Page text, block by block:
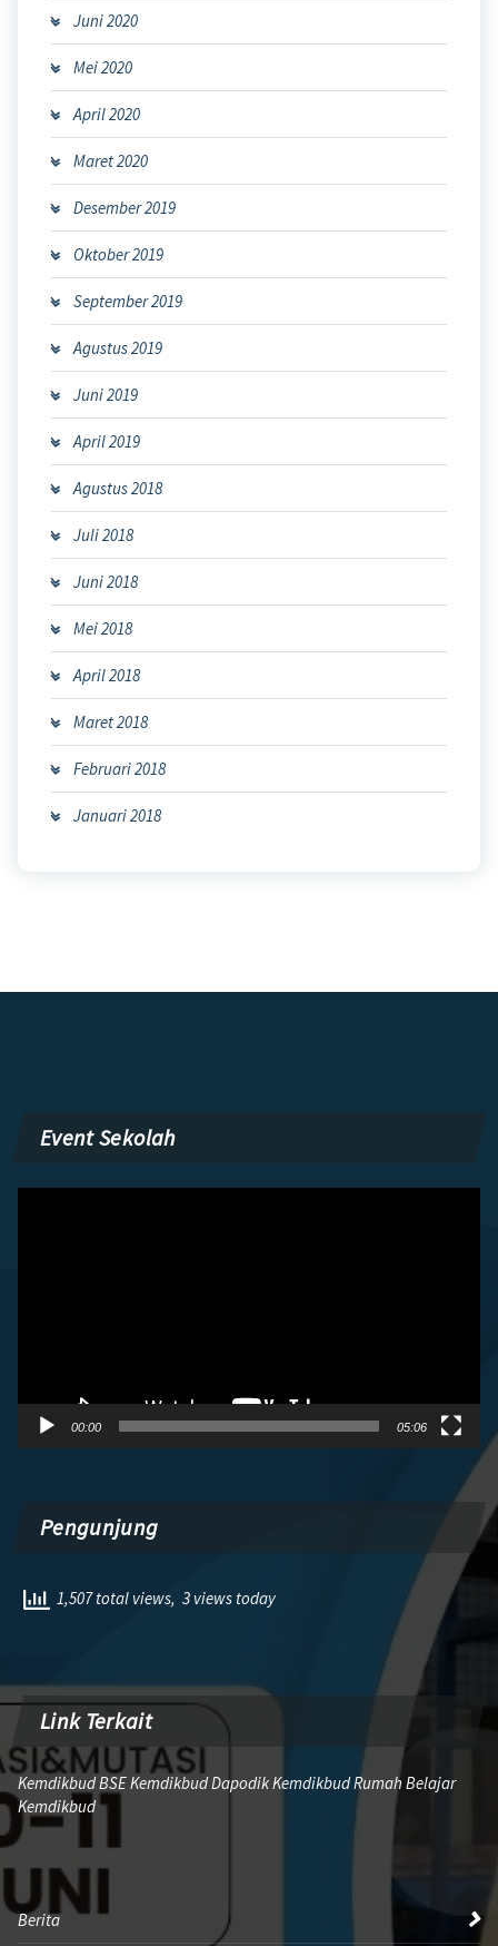
Juni 2020
Mei 2020
April 2020
Maret 2020
Desember 2019
Oktober 2019
September 2019
Agustus 2019
Juni 2019
April 2019
Agustus 2018
Juli 2018
Juni 2018
Mei 2018
April 2018
Maret 2018
Februari 2018
Januari 2018
Event Sekolah
00:00 05:06
Pengunjung
1,507 total views, 3 views today
Link Terkait
Kemdikbud BSE Kemdikbud Dapodik Kemdikbud Rumah Belajar
Kemdikbud
Berita